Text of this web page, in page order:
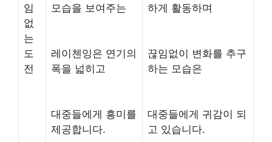
임
없
는
도
전
모습을 보여주는
레이첸잉은 연기의
폭을 넓히고
대중들에게 흥미를
제공합니다.
하게 활동하며
끊임없이 변화를 추구
하는 모습은
대중들에게 귀감이 되
고 있습니다.